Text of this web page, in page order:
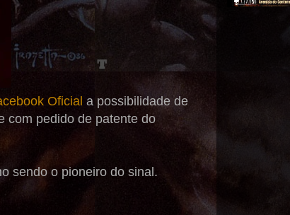
Oficial a possibilidade de
com pedido de patente do
sendo o pioneiro do sinal.